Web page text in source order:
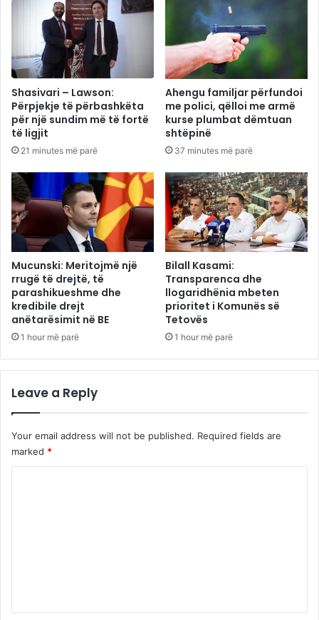
Shasivari – Lawson:
Përpjekje të përbashkëta
për një sundim më të fortë
të ligjit
21 minutes më parë
Ahengu familjar përfundoi
me polici, qëlloi me armë
kurse plumbat dëmtuan
shtëpinë
37 minutes më parë
Mucunski: Meritojmë një
rrugë të drejtë, të
parashikueshme dhe
kredibile drejt
anëtarësimit në BE
1 hour më parë
Bilall Kasami:
Transparenca dhe
llogaridhënia mbeten
prioritet i Komunës së
Tetovës
1 hour më parë
Leave a Reply
Your email address will not be published. Required fields are
marked *